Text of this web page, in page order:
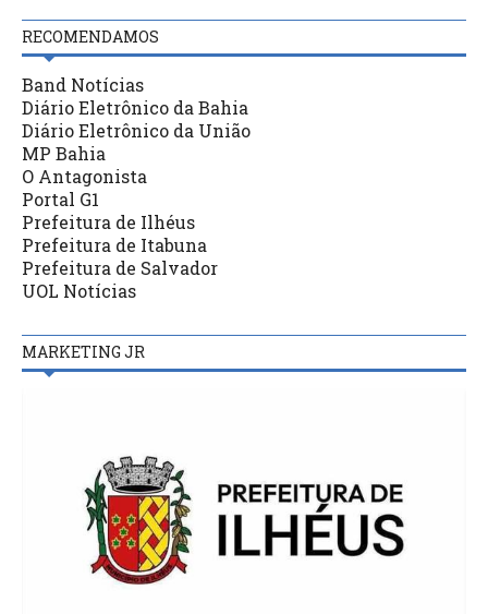
RECOMENDAMOS
Band Notícias
Diário Eletrônico da Bahia
Diário Eletrônico da União
MP Bahia
O Antagonista
Portal G1
Prefeitura de Ilhéus
Prefeitura de Itabuna
Prefeitura de Salvador
UOL Notícias
MARKETING JR